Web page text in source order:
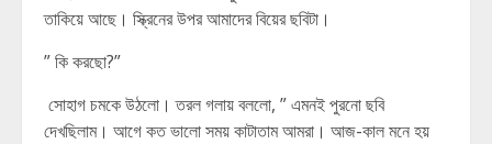
তাকিয়ে আছে। স্ক্রিনের উপর আমাদের বিয়ের ছবিটা।
” কি করছো?”
সোহাগ চমকে উঠলো। তরল গলায় বললো, ” এমনই পুরনো ছবি
দেখছিলাম। আগে কত ভালো সময় কাটাতাম আমরা। আজ-কাল মনে হয়